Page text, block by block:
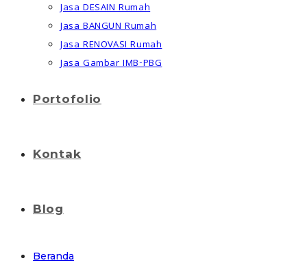
Jasa DESAIN Rumah
Jasa BANGUN Rumah
Jasa RENOVASI Rumah
Jasa Gambar IMB-PBG
Portofolio
Kontak
Blog
Beranda